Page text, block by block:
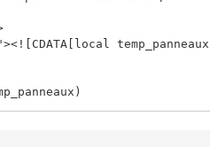
temp_panneaux